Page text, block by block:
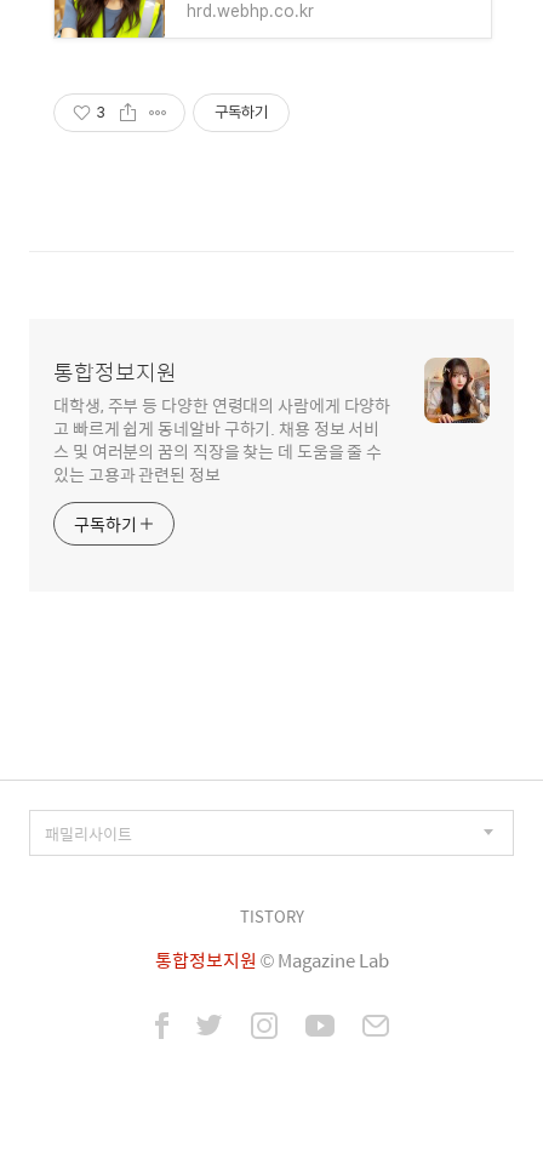
hrd.webhp.co.kr
3 구독하기
통합정보지원
대학생, 주부 등 다양한 연령대의 사람에게 다양하
고 빠르게 쉽게 동네알바 구하기. 채용 정보 서비
스 및 여러분의 꿈의 직장을 찾는 데 도움을 줄 수
있는 고용과 관련된 정보
구독하기
TISTORY
통합정보지원 © Magazine Lab